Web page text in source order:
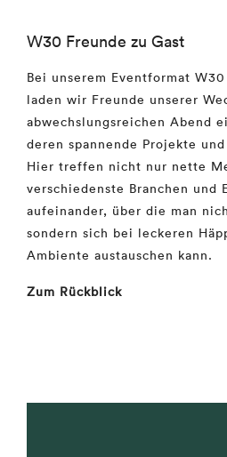
W30 Freunde zu Gast
Bei unserem Eventformat
laden wir Freunde unserer
abwechslungsreichen Abend
deren spannende Projekte
Hier treffen nicht nur nette
verschiedenste Branchen und
aufeinander, über die man
sondern sich bei leckeren
Ambiente austauschen kann.
Zum Rückblick